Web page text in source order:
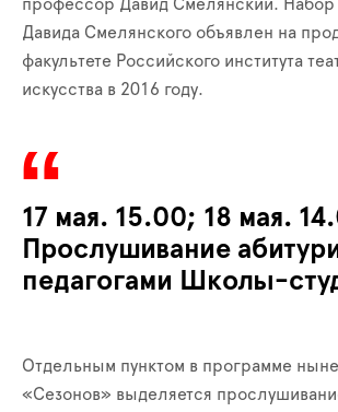
профессор Давид Смелянский.
Давида Смелянского объявлен на
факультете Российского института
искусства в 2016 году.
17 мая. 15.00; 18 мая.
Прослушивание
педагогами Школы-
Отдельным пунктом в программе
«Сезонов» выделяется